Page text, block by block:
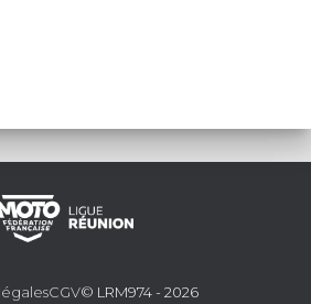
CGV© LRM974 - 2026